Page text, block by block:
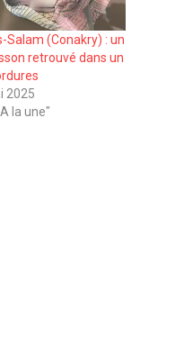
Salam (Conakry) : un
retrouvé dans un
2025
la une"